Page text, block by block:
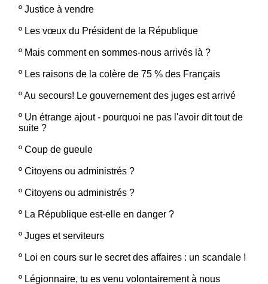
º Justice à vendre
º Les vœux du Président de la République
º Mais comment en sommes-nous arrivés là ?
º Les raisons de la colère de 75 % des Français
ºAu secours! Le gouvernement des juges est arrivé
º Un étrange ajout - pourquoi ne pas l'avoir dit tout de
suite ?
º Coup de gueule
º Citoyens ou administrés ?
º Citoyens ou administrés ?
º La République est-elle en danger ?
º Juges et serviteurs
º Loi en cours sur le secret des affaires : un scandale !
º Légionnaire, tu es venu volontairement à nous